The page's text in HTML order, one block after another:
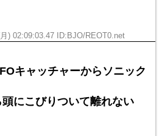
) 02:09:03.47 ID:BJO/REOT0.net
キャッチャーからソニック
にこびりついて離れない